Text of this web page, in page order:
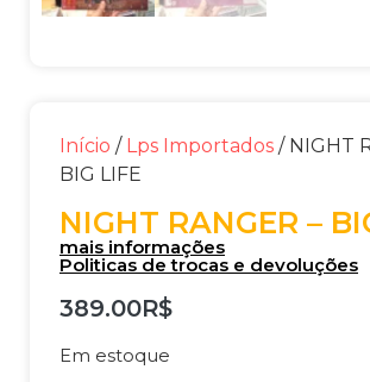
Início / Lps Importados / NIGHT
BIG LIFE
NIGHT RANGER –
mais informações
Politicas de trocas e devoluções
389.00R$
Em estoque